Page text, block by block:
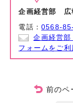
企画経営部 広
電話：0568-
企画経営
フォームをご利
前のペ